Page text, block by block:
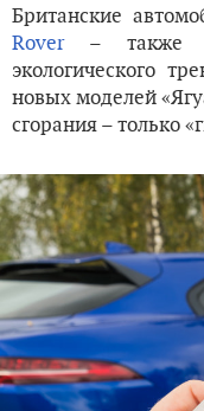
Британские
Rover – также
экологического
новых моделей
сгорания – только